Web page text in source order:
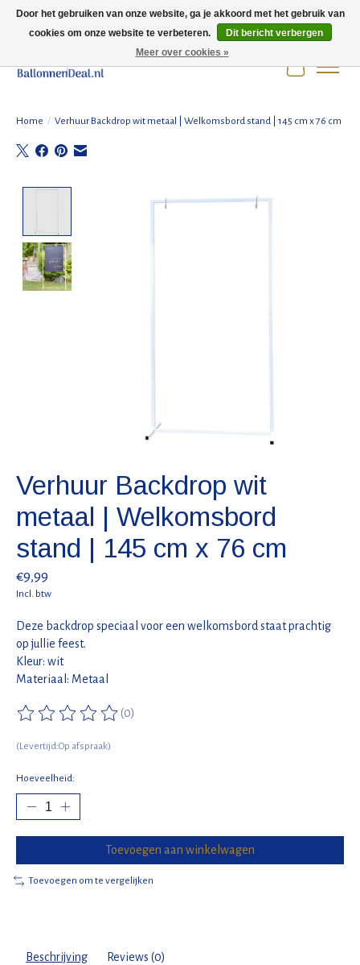
Wij zijn gesloten t/m 3 augustus i.v.m. de zomervakantie.
Home / Verhuur Backdrop wit metaal | Welkomsbord stand | 145 cm x 76 cm
Verhuur Backdrop wit
metaal | Welkomsbord
stand | 145 cm x 76 cm
€9,99
Incl. btw
Deze backdrop speciaal voor een welkomsbord staat prachtig
op jullie feest.
Kleur: wit
Materiaal: Metaal
De beoordeling van dit product is
(0)
(Levertijd:Op afspraak)
Hoeveelheid:
Toevoegen aan winkelwagen
Toevoegen om te vergelijken
Beschrijving Reviews (0)
Door het gebruiken van onze website, ga je akkoord met het gebruik van
cookies om onze website te verbeteren.
Dit bericht verbergen
Meer over cookies »